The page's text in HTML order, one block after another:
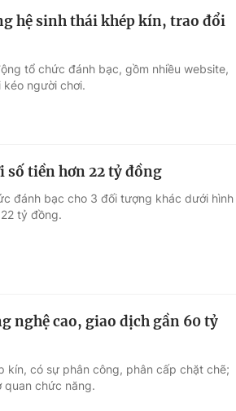
hệ sinh thái khép kín, trao đổi
tổ chức đánh bạc, gồm nhiều website,
người chơi.
số tiền hơn 22 tỷ đồng
đánh bạc cho 3 đối tượng khác dưới hình
tỷ đồng.
nghệ cao, giao dịch gần 60 tỷ
có sự phân công, phân cấp chặt chẽ;
chức năng.